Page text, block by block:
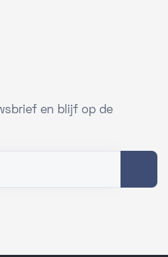
en blijf op de